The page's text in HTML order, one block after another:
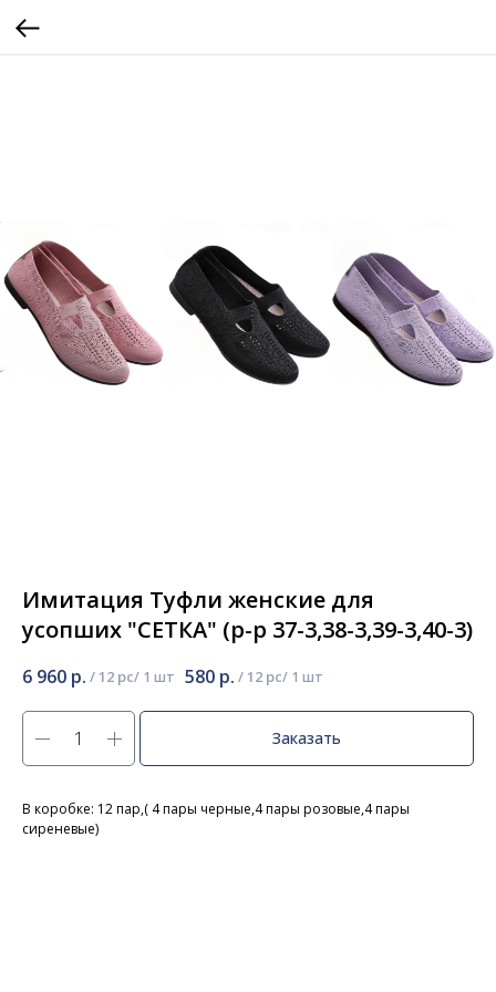
Имитация Туфли женские для
усопших "СЕТКА" (р-р 37-3,38-3,39-3,40-3)
6 960 р. / 12 pc 580 р. / 12 pc
Заказать
В коробке: 12 пар,( 4 пары черные,4 пары розовые,4 пары
сиреневые)